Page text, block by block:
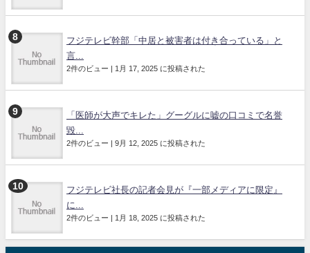
フジテレビ幹部「中居と被害者は付き合っている」と
言...
2件のビュー 1月 17, 2025 に投稿された
「医師が大声でキレた」グーグルに嘘の口コミで名誉
毀...
2件のビュー 9月 12, 2025 に投稿された
フジテレビ社長の記者会見が『一部メディアに限定』
に...
2件のビュー 1月 18, 2025 に投稿された